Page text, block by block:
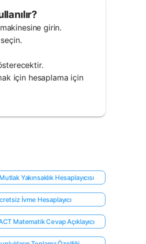
girin.
için hesaplama için
Yakınsaklık Hesaplayıcısı
İvme Hesaplayıcı
Matematik Cevap Açıklayıcı